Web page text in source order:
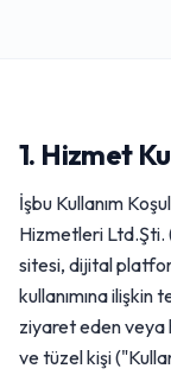
1. Hizmet
İşbu Kullanım
Hizmetleri Ltd.Şti.
sitesi, dijital
kullanımına
ziyaret eden
ve tüzel kişi